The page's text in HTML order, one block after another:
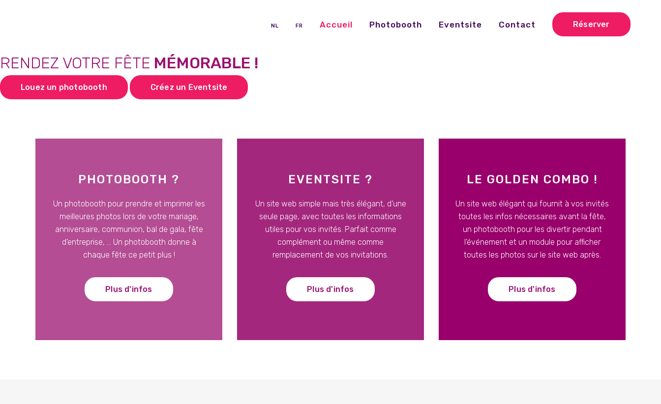
Réserver
NL FR Accueil Photobooth Eventsite Contact
RENDEZ VOTRE FÊTE MÉMORABLE !
Louez un photobooth Créez un Eventsite
PHOTOBOOTH ?
Un photobooth pour prendre et imprimer les
meilleures photos lors de votre mariage,
anniversaire, communion, bal de gala, fête
d’entreprise, … Un photobooth donne à
chaque fête ce petit plus !
Plus d'infos
EVENTSITE ?
Un site web simple mais très élégant, d’une
seule page, avec toutes les informations
utiles pour vos invités. Parfait comme
complément ou même comme
remplacement de vos invitations.
Plus d'infos
LE GOLDEN COMBO !
Un site web élégant qui fournit à vos invités
toutes les infos nécessaires avant la fête,
un photobooth pour les divertir pendant
l’événement et un module pour afficher
toutes les photos sur le site web après.
Plus d'infos